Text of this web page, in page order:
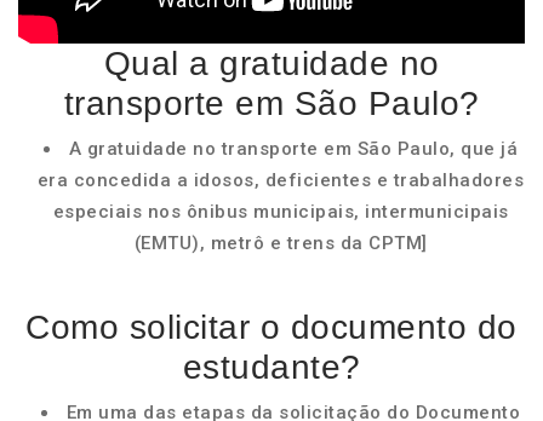
Qual a gratuidade no
transporte em São Paulo?
A gratuidade no transporte em São Paulo, que já
era concedida a idosos, deficientes e trabalhadores
especiais nos ônibus municipais, intermunicipais
(EMTU), metrô e trens da CPTM]
Como solicitar o documento do
estudante?
Em uma das etapas da solicitação do Documento